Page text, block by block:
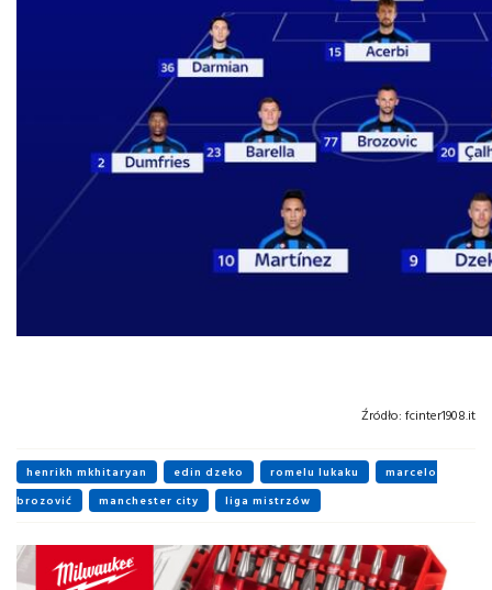
Źródło: fcinter1908.it
henrikh mkhitaryan edin dzeko romelu lukaku
marcelo
brozović
manchester city liga mistrzów